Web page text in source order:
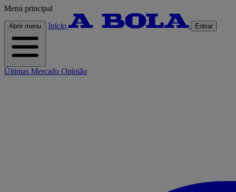
Menu principal
Abrir menu Início Entrar
Últimas Mercado Opinião